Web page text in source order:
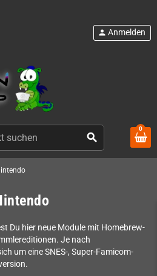
search
person Anmelden
0
Du hier neue Module mit Homebrew-
Je nach
um eine SNES-, Super-Famicom-